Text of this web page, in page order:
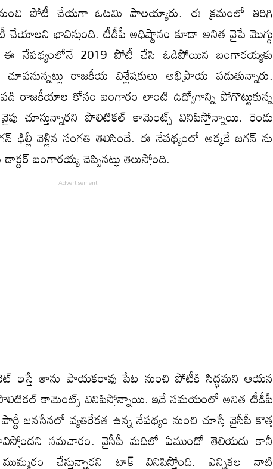
పోటీ చేయగా ఓటమి పాలయ్యారు. ఈ క్రమంలో తిరిగి
భావిస్తుంది. టీడీపీ అధిష్టానం కూడా అనిత వైపే మొగ్గు
ఈ నేపథ్యంలోనే 2019 పోటీ చేసి ఓడిపోయిన బంగారయ్యకు
రాజకీయ విశ్లేషకులు అభిప్రాయ పడుతున్నారు.
రాజకీయాల కోసం బంగారం లాంటి ఉద్యోగాన్ని పోగొట్టుకున్న
చూస్తున్నారని పొలిటికల్ కామెంట్స్ వినిపిస్తోన్నాయి. రెండు
ఢిల్లీ వెళ్లిన సంగతి తెలిసిందే. ఈ నేపథ్యంలో అక్కడే జగన్ ను
బంగారయ్య చెప్పినట్లు తెలుస్తోంది.
ఇస్తే తాను పాయకరావు పేట నుంచి పోటీకి సిద్ధమని ఆయన
పొలిటికల్ కామెంట్స్ వినిపిస్తోన్నాయి. ఇదే సమయంలో అనిత టీడీపీ
పార్టీ జనసేనలో వ్యతిరేకత ఉన్న నేపథ్యం నుంచి చూస్తే వైసీపీ కొత్త
సమచారం. వైసీపీ మదిలో ఏముందో తెలియదు కానీ
చేస్తున్నారని టాక్ వినిపిస్తోంది. ఎన్నికల నాటి